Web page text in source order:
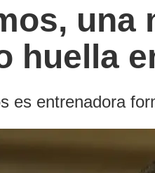
una
huella
es entrenadora